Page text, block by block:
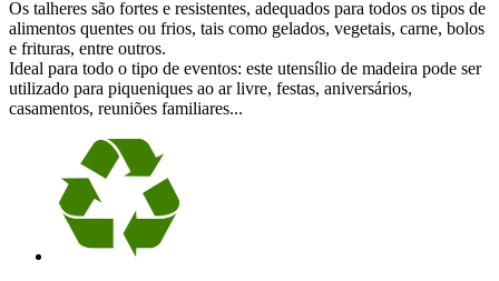
Os talheres são fortes e resistentes, adequados para todos os tipos de
alimentos quentes ou frios, tais como gelados, vegetais, carne, bolos
e frituras, entre outros.
Ideal para todo o tipo de eventos: este utensílio de madeira pode ser
utilizado para piqueniques ao ar livre, festas, aniversários,
casamentos, reuniões familiares...